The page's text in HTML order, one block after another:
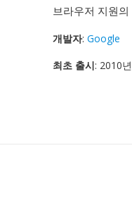
브라우저 지원
개발자: Google
최초 출시: 2010